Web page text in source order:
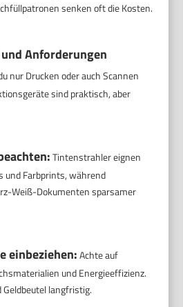
senken oft die Kosten.
Anforderungen
nur Drucken oder auch Scannen
sind praktisch, aber
Tintenstrahler eignen
und Farbprints, während
Weiß-Dokumenten sparsamer
einbeziehen:Achte auf
und Energieeffizienz.
langfristig.